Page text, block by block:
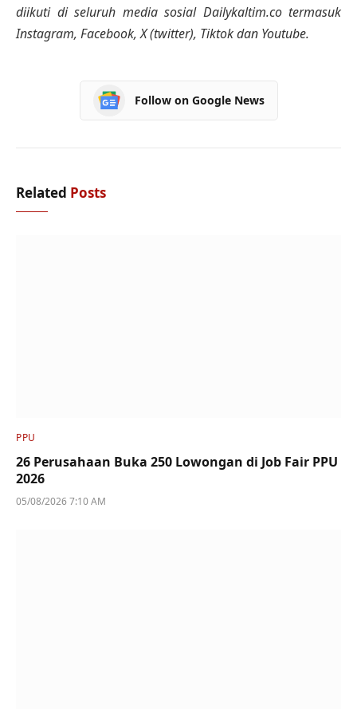
diikuti di seluruh media sosial Dailykaltim.co termasuk
Instagram, Facebook, X (twitter), Tiktok dan Youtube.
Follow on Google News
Related Posts
PPU
26 Perusahaan Buka 250 Lowongan di Job Fair PPU
2026
05/08/2026 7:10 AM